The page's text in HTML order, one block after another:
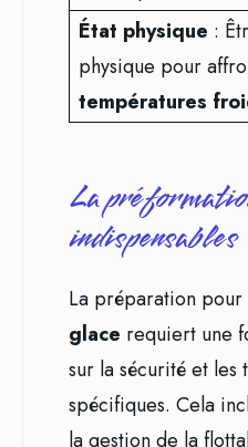
État physique :
physique pour
températures
La
indispensables
La préparation pour
glace requiert une
sur la sécurité et les
spécifiques. Cela
la gestion de la